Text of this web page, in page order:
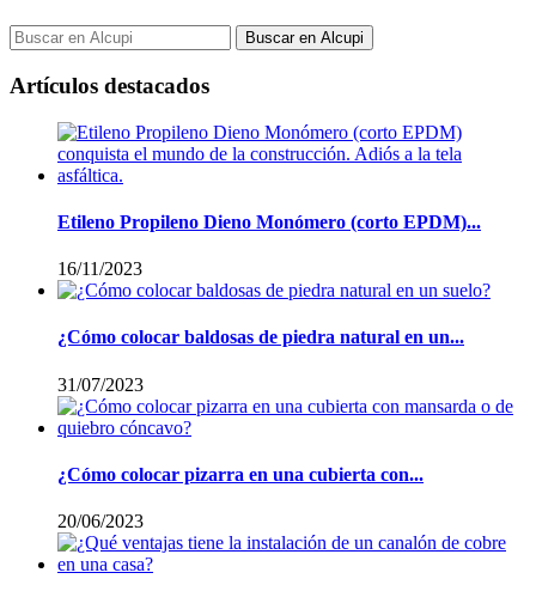
Buscar en Alcupi
Artículos destacados
Etileno Propileno Dieno Monómero (corto EPDM)...
16/11/2023
¿Cómo colocar baldosas de piedra natural en un...
31/07/2023
¿Cómo colocar pizarra en una cubierta con...
20/06/2023